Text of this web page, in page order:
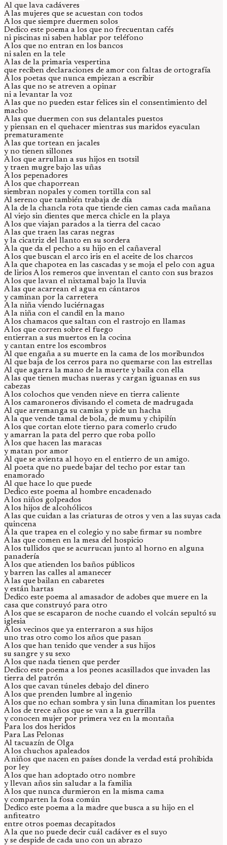
Al que lava cadáveres
A las mujeres que se acuestan con todos
A los que siempre duermen solos
Dedico este poema a los que no frecuentan cafés
ni piscinas ni saben hablar por teléfono
A los que no entran en los bancos
ni salen en la tele
A las de la primaria vespertina
que reciben declaraciones de amor con faltas de ortografía
A los poetas que nunca empiezan a escribir
A las que no se atreven a opinar
ni a levantar la voz
A las que no pueden estar felices sin el consentimiento del
macho
A las que duermen con sus delantales puestos
y piensan en el quehacer mientras sus maridos eyaculan
prematuramente
A las que tortean en jacales
y no tienen sillones
A los que arrullan a sus hijos en tsotsil
y traen mugre bajo las uñas
A los pepenadores
A los que chaporrean
siembran nopales y comen tortilla con sal
Al sereno que también trabaja de día
A la de la chancla rota que tiende cien camas cada mañana
Al viejo sin dientes que merca chicle en la playa
A los que viajan parados a la tierra del cacao
A las que traen las caras negras
y la cicatriz del llanto en su sordera
A la que da el pecho a su hijo en el cañaveral
A los que buscan el arco iris en el aceite de los charcos
A la que chapotea en las cascadas y se moja el pelo con agua
de lirios A los remeros que inventan el canto con sus brazos
A los que lavan el nixtamal bajo la lluvia
A las que acarrean el agua en cántaros
y caminan por la carretera
A la niña viendo luciérnagas
A la niña con el candil en la mano
A los chamacos que saltan con el rastrojo en llamas
A los que corren sobre el fuego
entierran a sus muertos en la cocina
y cantan entre los escombros
Al que engaña a su muerte en la cama de los moribundos
Al que baja de los cerros para no quemarse con las estrellas
Al que agarra la mano de la muerte y baila con ella
A las que tienen muchas nueras y cargan iguanas en sus
cabezas
A los colochos que venden nieve en tierra caliente
A los camaroneros divisando el cometa de madrugada
Al que arremanga su camisa y pide un hacha
A la que vende tamal de bola, de mumu y chipilín
A los que cortan elote tierno para comerlo crudo
y amarran la pata del perro que roba pollo
A los que hacen las maracas
y matan por amor
Al que se avienta al hoyo en el entierro de un amigo.
Al poeta que no puede bajar del techo por estar tan
enamorado
Al que hace lo que puede
Dedico este poema al hombre encadenado
A los niños golpeados
A los hijos de alcohólicos
A las que cuidan a las criaturas de otros y ven a las suyas cada
quincena
A la que trapea en el colegio y no sabe firmar su nombre
A las que comen en la mesa del hospicio
A los tullidos que se acurrucan junto al horno en alguna
panadería
A los que atienden los baños públicos
y barren las calles al amanecer
A las que bailan en cabaretes
y están hartas
Dedico este poema al amasador de adobes que muere en la
casa que construyó para otro
A los que se escaparon de noche cuando el volcán sepultó su
iglesia
A los vecinos que ya enterraron a sus hijos
uno tras otro como los años que pasan
A los que han tenido que vender a sus hijos
su sangre y su sexo
A los que nada tienen que perder
Dedico este poema a los peones acasillados que invaden las
tierra del patrón
A los que cavan túneles debajo del dinero
A los que prenden lumbre al ingenio
A los que no echan sombra y sin luna dinamitan los puentes
A los de trece años que se van a la guerrilla
y conocen mujer por primera vez en la montaña
Para los dos heridos
Para Las Pelonas
Al tacuazín de Olga
A los chuchos apaleados
A niños que nacen en países donde la verdad está prohibida
por ley
A los que han adoptado otro nombre
y llevan años sin saludar a la familia
A los que nunca durmieron en la misma cama
y comparten la fosa común
Dedico este poema a la madre que busca a su hijo en el
anfiteatro
entre otros poemas decapitados
A la que no puede decir cuál cadáver es el suyo
y se despide de cada uno con un abrazo